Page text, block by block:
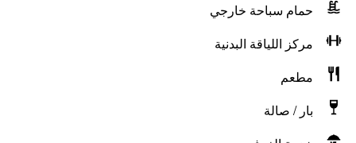
حمام سباحة خارجي
مركز اللياقة البدنية
مطعم
بار / صالة